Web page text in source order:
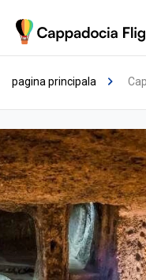
pagina principala